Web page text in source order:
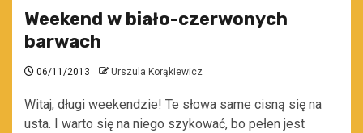
Weekend w biało-czerwonych
barwach
06/11/2013 Urszula Korąkiewicz
Witaj, długi weekendzie! Te słowa same cisną się na
usta. I warto się na niego szykować, bo pełen jest